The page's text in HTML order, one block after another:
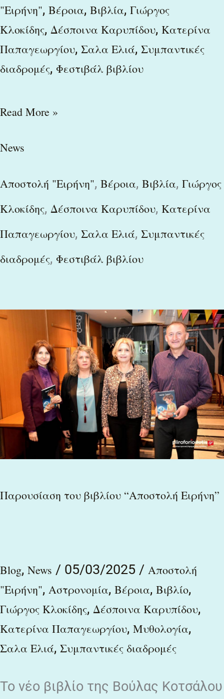
"Ειρήνη", Βέροια, Βιβλία, Γιώργος
Κλοκίδης, Δέσποινα Καρυπίδου, Κατερίνα
Παπαγεωργίου, Σαλα Ελιά, Συμπαντικές
διαδρομές, Φεστιβάλ βιβλίου
Read More »
News
Αποστολή "Ειρήνη", Βέροια, Βιβλία, Γιώργος
Κλοκίδης, Δέσποινα Καρυπίδου, Κατερίνα
Παπαγεωργίου, Σαλα Ελιά, Συμπαντικές
διαδρομές, Φεστιβάλ βιβλίου
Παρουσίαση του βιβλίου “Αποστολή Ειρήνη”
Blog, News / 05/03/2025 / Αποστολή
"Ειρήνη", Αστρονομία, Βέροια, Βιβλίο,
Γιώργος Κλοκίδης, Δέσποινα Καρυπίδου,
Κατερίνα Παπαγεωργίου, Μυθολογία,
Σαλα Ελιά, Συμπαντικές διαδρομές
Το νέο βιβλίο της Βούλας Κοτσάλου
Παρουσίαση
βιβλίου
“Αποστολή
Ειρήνη”